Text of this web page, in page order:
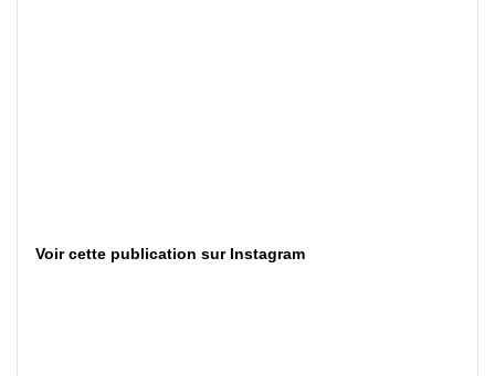
Voir cette publication sur Instagram